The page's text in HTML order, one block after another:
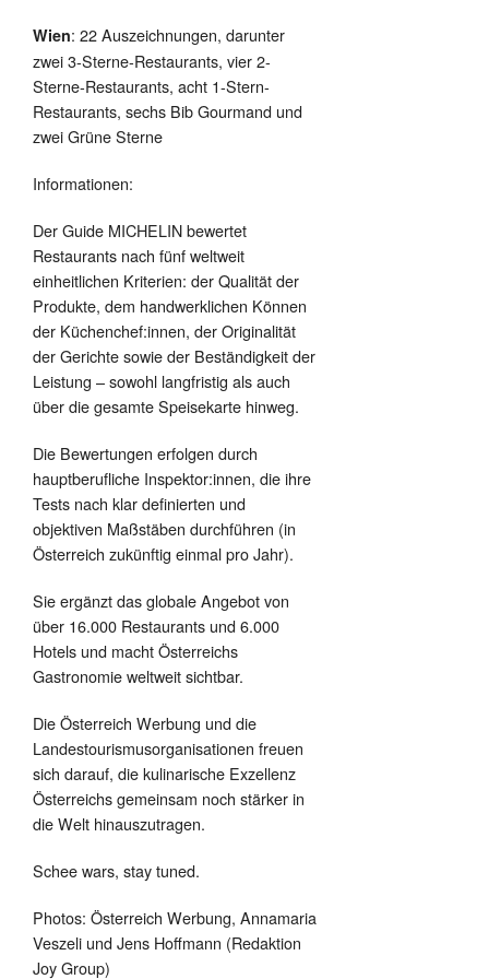
Wien: 22 Auszeichnungen, darunter
zwei 3-Sterne-Restaurants, vier 2-
Sterne-Restaurants, acht 1-Stern-
Restaurants, sechs Bib Gourmand und
zwei Grüne Sterne
Informationen:
Der Guide MICHELIN bewertet
Restaurants nach fünf weltweit
einheitlichen Kriterien: der Qualität der
Produkte, dem handwerklichen Können
der Küchenchef:innen, der Originalität
der Gerichte sowie der Beständigkeit der
Leistung – sowohl langfristig als auch
über die gesamte Speisekarte hinweg.
Die Bewertungen erfolgen durch
hauptberufliche Inspektor:innen, die ihre
Tests nach klar definierten und
objektiven Maßstäben durchführen (in
Österreich zukünftig einmal pro Jahr).
Sie ergänzt das globale Angebot von
über 16.000 Restaurants und 6.000
Hotels und macht Österreichs
Gastronomie weltweit sichtbar.
Die Österreich Werbung und die
Landestourismusorganisationen freuen
sich darauf, die kulinarische Exzellenz
Österreichs gemeinsam noch stärker in
die Welt hinauszutragen.
Schee wars, stay tuned.
Photos: Österreich Werbung, Annamaria
Veszeli und Jens Hoffmann (Redaktion
Joy Group)